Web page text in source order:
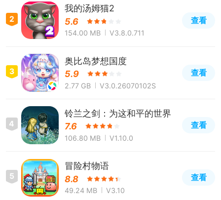
2
我的汤姆猫2
5.6
154.00 MB V3.8.0.711
查看
3
奥比岛梦想国度
5.9
2.77 GB V3.0.26070102S
查看
4
铃兰之剑：为这和平的世界
7.6
106.80 MB V1.10.0
查看
5
冒险村物语
8.8
49.24 MB V3.10
查看